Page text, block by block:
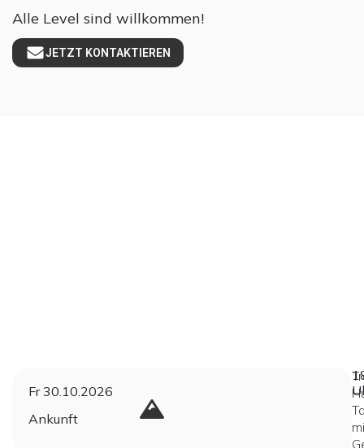
Alle Level sind willkommen!
JETZT KONTAKTIEREN
Fr 30.10.2026
Ankunft